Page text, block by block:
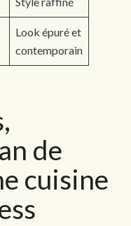
Look épuré et
contemporain
de
cuisine